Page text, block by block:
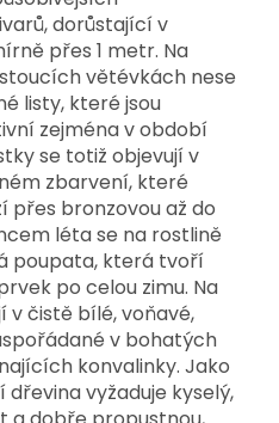
dorůstající v
přes 1 metr. Na
větévkách nese
listy, které jsou
zejména v období
se totiž objevují v
zbarvení, které
přes bronzovou až do
léta se na rostlině
poupata, která tvoří
po celou zimu. Na
v čistě bílé, voňavé,
v bohatých
konvalinky. Jako
vyžaduje kyselý,